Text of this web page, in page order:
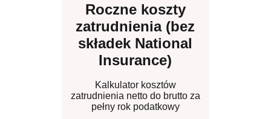
Roczne koszty
zatrudnienia (bez
składek National
Insurance)
Kalkulator kosztów
zatrudnienia netto do brutto za
pełny rok podatkowy